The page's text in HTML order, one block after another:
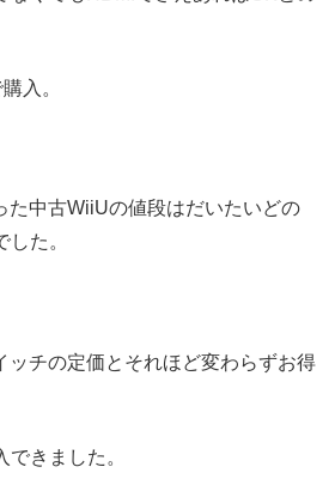
入。
た中古WiiUの値段はだいたいどの
た。
ッチの定価とそれほど変わらずお得
きました。